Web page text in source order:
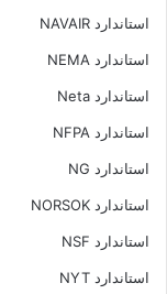
استاندارد NAVAIR
استاندارد NEMA
استاندارد Neta
استاندارد NFPA
استاندارد NG
استاندارد NORSOK
استاندارد NSF
استاندارد NYT